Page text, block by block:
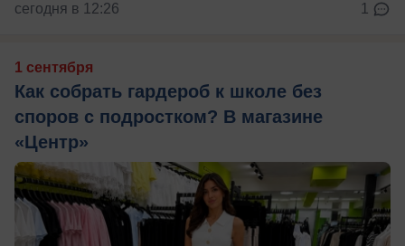
сегодня в 12:26 1
1 сентября
Как собрать гардероб к школе без
споров с подростком? В магазине
«Центр»